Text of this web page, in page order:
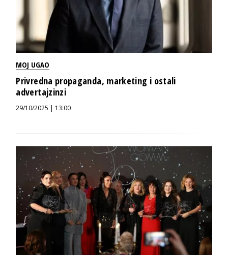
MOJ UGAO
Privredna propaganda, marketing i ostali
advertajzinzi
29/10/2025 | 13:00